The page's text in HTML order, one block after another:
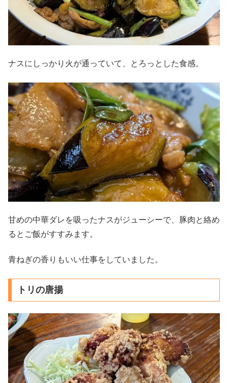
ナスにしっかり火が通っていて、とろっとした食感。
甘めの中華ダレを吸ったナスがジューシーで、豚肉と絡め
るとご飯がすすみます。
青ねぎの香りもいい仕事をしていました。
トリの唐揚